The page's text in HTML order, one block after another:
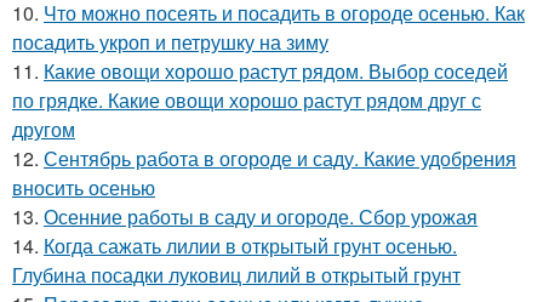
10. Что можно посеять и посадить в огороде осенью. Как
посадить укроп и петрушку на зиму
11. Какие овощи хорошо растут рядом. Выбор соседей
по грядке. Какие овощи хорошо растут рядом друг с
другом
12. Сентябрь работа в огороде и саду. Какие удобрения
вносить осенью
13. Осенние работы в саду и огороде. Сбор урожая
14. Когда сажать лилии в открытый грунт осенью.
Глубина посадки луковиц лилий в открытый грунт